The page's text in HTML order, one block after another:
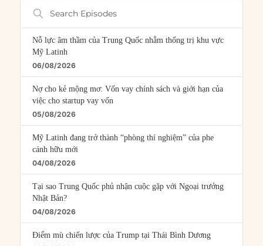
Search
Episodes
Nỗ lực âm thầm của Trung Quốc nhằm thống trị khu vực
Mỹ Latinh
06/08/2026
Nợ cho kẻ mộng mơ: Vốn vay chính sách và giới hạn của
việc cho startup vay vốn
05/08/2026
Mỹ Latinh đang trở thành “phòng thí nghiệm” của phe
cánh hữu mới
04/08/2026
Tại sao Trung Quốc phủ nhận cuộc gặp với Ngoại trưởng
Nhật Bản?
04/08/2026
Điểm mù chiến lược của Trump tại Thái Bình Dương